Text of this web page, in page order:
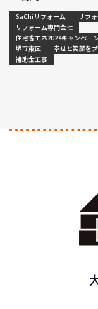
SaChiリフォーム
リフ
リフォーム専門会社
住宅省エネ2024キャンペー
堺市東区
幸せと笑顔を
補助金工事